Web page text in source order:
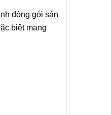
đóng gói sản
biệt mang
Tem Nhãn Tự
MY-380F